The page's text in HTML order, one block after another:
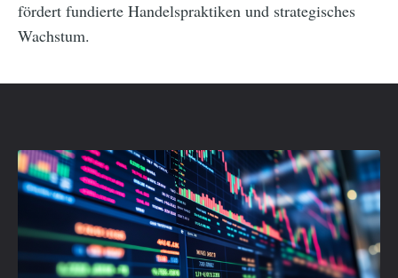
fördert fundierte Handelspraktiken und strategisches
Wachstum.